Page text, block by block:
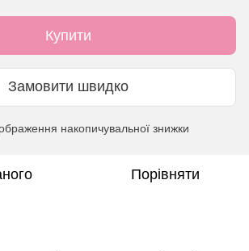
Купити
Замовити швидко
накопичувальної знижки
Порівняти